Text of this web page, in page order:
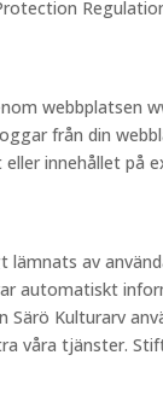
webbplatsen
från din
innehållet på
av
automatiskt
Särö Kulturarv
våra tjänster.